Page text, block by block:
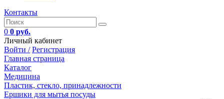
Контакты
0 0 руб.
Личный кабинет
Войти / Регистрация
Главная страница
Каталог
Медицина
Пластик, стекло, принадлежности
Ершики для мытья посуды